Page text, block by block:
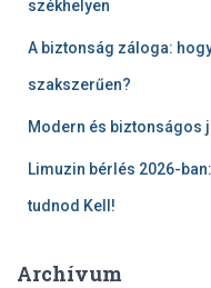
székhelyen
A biztonság záloga:
szakszerűen?
Modern és biztonságos
Limuzin bérlés 2026-
tudnod Kell!
Archívum